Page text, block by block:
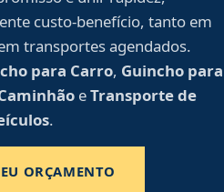
custo-benefício, tanto em
transportes agendados.
para Carro, Guincho para
eTransporte de
.
ORÇAMENTO